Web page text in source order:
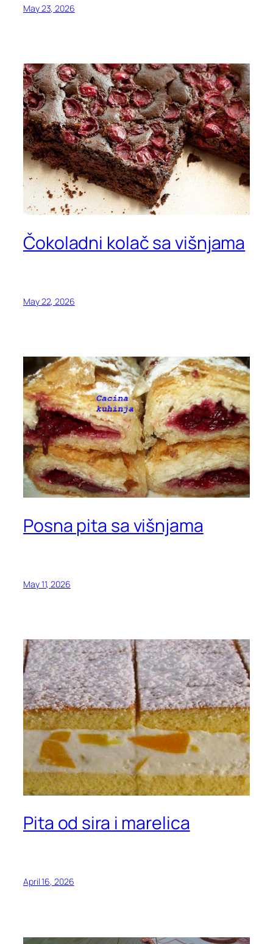
May 23, 2026
Čokoladni kolač sa višnjama
May 22, 2026
Posna pita sa višnjama
May 11, 2026
Pita od sira i marelica
April 16, 2026